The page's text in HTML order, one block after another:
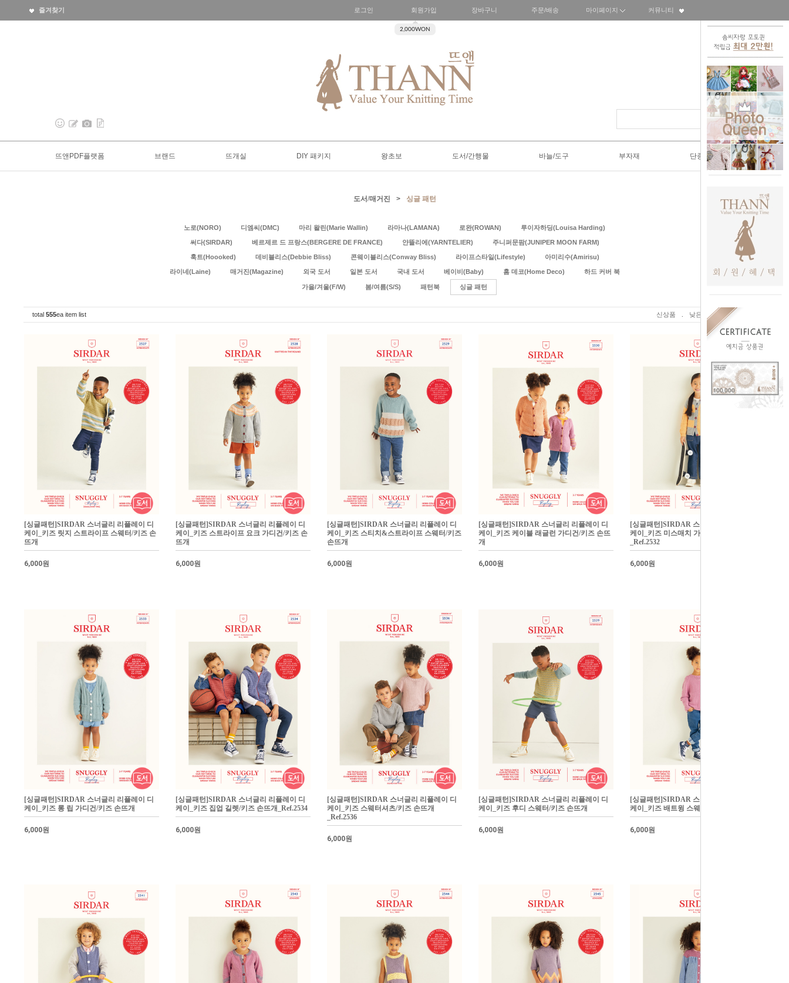
즐겨찾기 로그인 회원가입
2,000WON
장바구니 주문/배송 마이페이지 커뮤니티
뜨앤PDF플랫폼 브랜드 뜨개실 DIY 패키지 왕초보 도서/간행물 바늘/도구 부자재 단종SALE50%
도서/매거진 > 싱글 패턴
노로(NORO) 디엠씨(DMC) 마리 왈린(Marie Wallin) 라마나(LAMANA) 로완(ROWAN) 루이자하딩(Louisa Harding)
써다(SIRDAR) 베르제르 드 프랑스(BERGERE DE FRANCE) 얀뜰리에(YARNTELIER) 주니퍼문팜(JUNIPER MOON FARM)
훅트(Hoooked) 데비블리스(Debbie Bliss) 콘웨이블리스(Conway Bliss) 라이프스타일(Lifestyle) 아미리수(Amirisu)
라이네(Laine) 매거진(Magazine) 외국 도서 일본 도서 국내 도서 베이비(Baby) 홈 데코(Home Deco) 하드 커버 북
가을/겨울(F/W) 봄/여름(S/S) 패턴북 싱글 패턴
total 555ea item list 신상품 낮은가격 높은가격
[싱글패턴]SIRDAR 스너글리 리플레이 디
케이_키즈 릿지 스트라이프 스웨터/키즈 손
뜨개
6,000원
[싱글패턴]SIRDAR 스너글리 리플레이 디
케이_키즈 스트라이프 요크 가디건/키즈 손
뜨개
6,000원
[싱글패턴]SIRDAR 스너글리 리플레이 디
케이_키즈 스티치&스트라이프 스웨터/키즈
손뜨개
6,000원
[싱글패턴]SIRDAR 스너글리 리플레이 디
케이_키즈 케이블 래글런 가디건/키즈 손뜨
개
6,000원
[싱글패턴]SIRDAR 스너글리 리플레이 디
케이_키즈 미스매치 가디건/키즈 손뜨개
_Ref.2532
6,000원
[싱글패턴]SIRDAR 스너글리 리플레이 디
케이_키즈 롱 립 가디건/키즈 손뜨개
6,000원
[싱글패턴]SIRDAR 스너글리 리플레이 디
케이_키즈 집업 길렛/키즈 손뜨개_Ref.2534
6,000원
[싱글패턴]SIRDAR 스너글리 리플레이 디
케이_키즈 스웨터셔츠/키즈 손뜨개
_Ref.2536
6,000원
[싱글패턴]SIRDAR 스너글리 리플레이 디
케이_키즈 후디 스웨터/키즈 손뜨개
6,000원
[싱글패턴]SIRDAR 스너글리 리플레이 디
케이_키즈 배트윙 스웨터/키즈 손뜨개
6,000원